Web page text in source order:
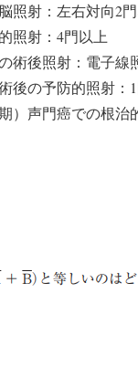
照射：左右対向2
照射：4門以上
術後照射：電子線
後の予防的照射：
）声門癌での根治